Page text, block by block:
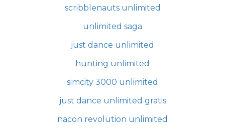
scribblenauts unlimited
unlimited saga
just dance unlimited
hunting unlimited
simcity 3000 unlimited
just dance unlimited gratis
nacon revolution unlimited